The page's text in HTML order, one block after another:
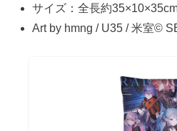
サイズ：全長約
Art by hmng / U35 / 米室©